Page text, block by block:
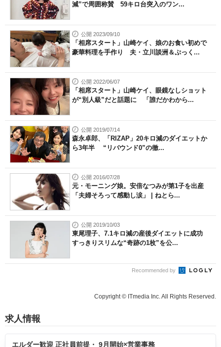
減”で周囲称賛 59キロ台突入のワン...
公開 2023/09/10
「相席スタート」山崎ケイ、娘のお食い初めで
豪華料理を手作り 夫・立川談洲＆ぷっく...
公開 2022/06/07
「相席スタート」山崎ケイ、眼鏡なしショット
が“別人級”だと話題に 「誰だかわから...
公開 2019/07/14
森永卓郎、「RIZAP」20キロ減のダイエットか
ら3年半 “リバウンド0”の徹...
公開 2016/07/28
元・モーニング娘。安倍なつみが第1子を出産
「夫婦そろって感動し涙」 | ねとら...
公開 2019/10/03
東尾理子、7.1キロ減の産後ダイエットに成功
すっきりスリムな“奇跡の1枚”を公...
Recommended by
Copyright © ITmedia Inc. All Rights Reserved.
求人情報
エルダー歓迎 正社員前提・ 9月開始×営業事務